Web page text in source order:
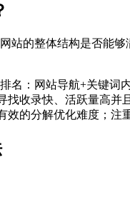
站的整体结构是否能
名：网站导航+关键
找收录快、活跃量高
的分解优化难度；注